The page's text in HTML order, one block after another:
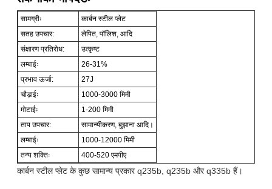
सामग्रीः
कार्बन स्टील प्लेट
सतह उपचार:
लेपित, पॉलिश, आदि
संक्षारण प्रतिरोध:
उत्कृष्ट
लम्बाईः
26-31%
प्रभाव ऊर्जा:
27J
चौड़ाईः
1000-3000 मिमी
मोटाईः
1-200 मिमी
ताप उपचार:
सामान्यीकरण, बुझाना आदि।
लम्बाईः
1000-12000 मिमी
तन्य शक्तिः
400-520 एमपीए
कार्बन स्टील प्लेट के कुछ सामान्य प्रकार q235b, q235b और q335b हैं।